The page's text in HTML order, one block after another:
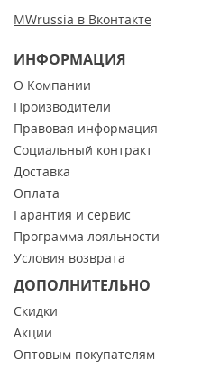
MWrussia в Вконтакте
ИНФОРМАЦИЯ
О Компании
Производители
Правовая информация
Социальный контракт
Доставка
Оплата
Гарантия и сервис
Программа лояльности
Условия возврата
ДОПОЛНИТЕЛЬНО
Скидки
Акции
Оптовым покупателям